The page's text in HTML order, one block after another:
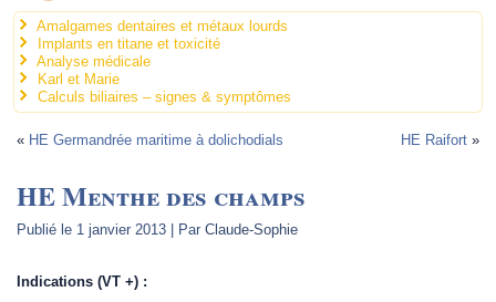
Amalgames dentaires et métaux lourds
Implants en titane et toxicité
Analyse médicale
Karl et Marie
Calculs biliaires – signes & symptômes
« HE Germandrée maritime à dolichodials HE Raifort»
HE Menthe des champs
Publié le 1 janvier 2013 | Par Claude-Sophie
Indications (VT +) :